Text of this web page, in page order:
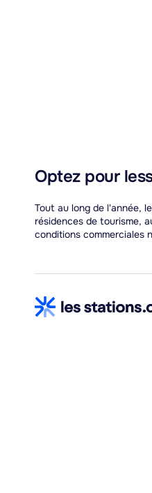
Optez pour
Tout au long de l'année,
résidences de tourisme,
conditions commerciales